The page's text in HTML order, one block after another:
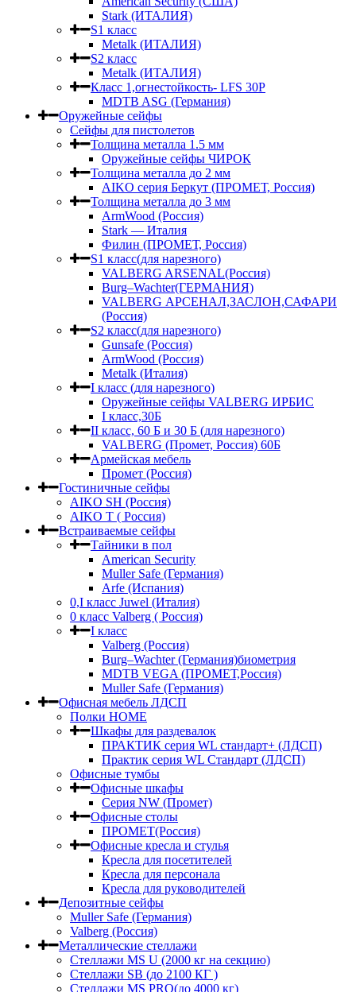
Stark (ИТАЛИЯ)
S1 класс
Metalk (ИТАЛИЯ)
S2 класс
Metalk (ИТАЛИЯ)
Класс 1,огнестойкость- LFS 30P
MDTB ASG (Германия)
Оружейные сейфы
Сейфы для пистолетов
Толщина металла 1.5 мм
Оружейные сейфы ЧИРОК
Толщина металла до 2 мм
AIKO серия Беркут (ПРОМЕТ, Россия)
Толщина металла до 3 мм
ArmWood (Россия)
Stark — Италия
Филин (ПРОМЕТ, Россия)
S1 класс(для нарезного)
VALBERG ARSENAL(Россия)
Burg–Wachter(ГЕРМАНИЯ)
VALBERG АРСЕНАЛ,ЗАСЛОН,САФАРИ
(Россия)
S2 класс(для нарезного)
Gunsafe (Россия)
ArmWood (Россия)
Metalk (Италия)
I класс (для нарезного)
Оружейные сейфы VALBERG ИРБИС
I класс,30Б
II класс, 60 Б и 30 Б (для нарезного)
VALBERG (Промет, Россия) 60Б
Армейская мебель
Промет (Россия)
Гостиничные сейфы
AIKO SH (Россия)
AIKO Т ( Россия)
Встраиваемые сейфы
Тайники в пол
American Security
Muller Safe (Германия)
Arfe (Испания)
0,I класс Juwel (Италия)
0 класс Valberg ( Россия)
I класс
Valberg (Россия)
Burg–Wachter (Германия)биометрия
MDTB VEGA (ПРОМЕТ,Россия)
Muller Safe (Германия)
Офисная мебель ЛДСП
Полки HOME
Шкафы для раздевалок
ПРАКТИК серия WL стандарт+ (ЛДСП)
Практик серия WL Стандарт (ЛДСП)
Офисные тумбы
Офисные шкафы
Серия NW (Промет)
Офисные столы
ПРОМЕТ(Россия)
Офисные кресла и стулья
Кресла для посетителей
Кресла для персонала
Кресла для руководителей
Депозитные сейфы
Muller Safe (Германия)
Valberg (Россия)
Металлические стеллажи
Стеллажи MS U (2000 кг на секцию)
Стеллажи SB (до 2100 КГ )
Стеллажи MS PRO(до 4000 кг)